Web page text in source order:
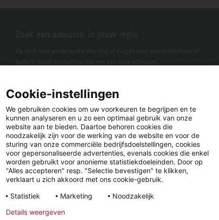
LinkedIn Facebook X
YouTube Instagram
Cookie-instellingen
We gebruiken cookies om uw voorkeuren te begrijpen en te
kunnen analyseren en u zo een optimaal gebruik van onze
website aan te bieden. Daartoe behoren cookies die
noodzakelijk zijn voor de werking van de website en voor de
sturing van onze commerciële bedrijfsdoelstellingen, cookies
voor gepersonaliseerde advertenties, evenals cookies die enkel
worden gebruikt voor anonieme statistiekdoeleinden. Door op
"Alles accepteren" resp. "Selectie bevestigen" te klikken,
verklaart u zich akkoord met ons cookie-gebruik.
Statistiek
Marketing
Noodzakelijk
Details weergeven